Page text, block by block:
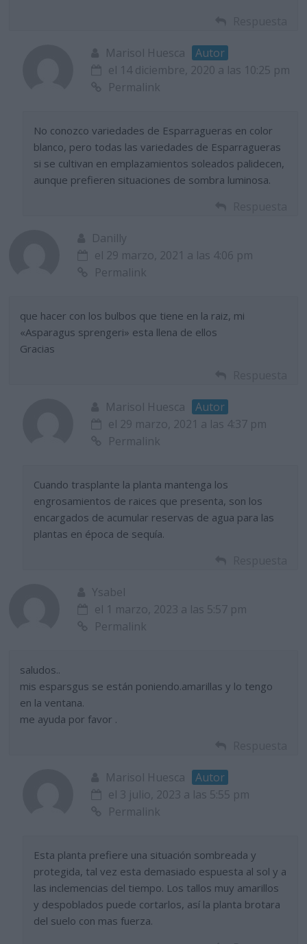
Marisol Huesca
Autor
el 14 diciembre, 2020 a las 10:25 pm
Permalink
No conozco variedades de Esparragueras en color
blanco, pero todas las variedades de Esparragueras
si se cultivan en emplazamientos soleados palidecen,
aunque prefieren situaciones de sombra luminosa.
Danilly
el 29 marzo, 2021 a las 4:06 pm
Permalink
que hacer con los bulbos que tiene en la raiz, mi
«Asparagus sprengeri» esta llena de ellos
Gracias
Marisol Huesca
Autor
el 29 marzo, 2021 a las 4:37 pm
Permalink
Cuando trasplante la planta mantenga los
engrosamientos de raices que presenta, son los
encargados de acumular reservas de agua para las
plantas en época de sequía.
Ysabel
el 1 marzo, 2023 a las 5:57 pm
Permalink
saludos..
mis esparsgus se están poniendo.amarillas y lo tengo
en la ventana.
me ayuda por favor .
Marisol Huesca
Autor
el 3 julio, 2023 a las 5:55 pm
Permalink
Esta planta prefiere una situación sombreada y
protegida, tal vez esta demasiado espuesta al sol y a
las inclemencias del tiempo. Los tallos muy amarillos
y despoblados puede cortarlos, así la planta brotara
del suelo con mas fuerza.